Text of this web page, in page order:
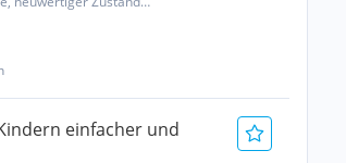
einfacher und